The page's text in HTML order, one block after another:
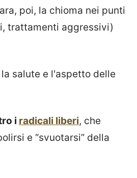
poi, la chioma nei punti
trattamenti aggressivi)
salute e l'aspetto delle
i radicali liberi, che
e “svuotarsi” della